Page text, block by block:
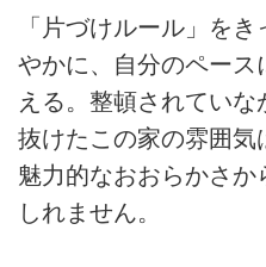
「片づけルール」を
やかに、自分のペース
える。整頓されてい
抜けたこの家の雰囲気
魅力的なおおらかさか
しれません。